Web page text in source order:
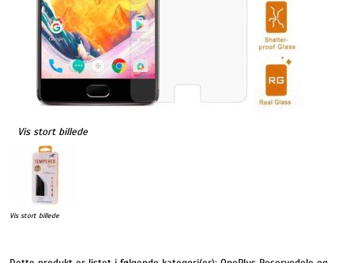
Vis stort billede
Vis stort billede